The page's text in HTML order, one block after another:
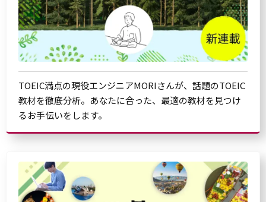
TOEIC満点の現役エンジニアMORIさんが、話題のTOEIC
教材を徹底分析。あなたに合った、最適の教材を見つけ
るお手伝いをします。